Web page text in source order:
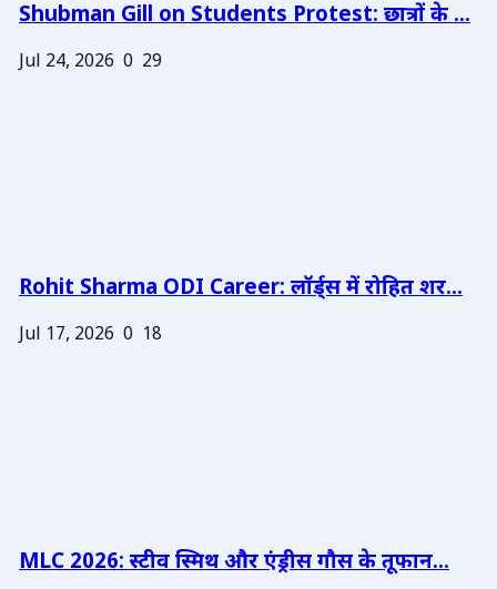
Shubman Gill on Students Protest: छात्रों के ...
Jul 24, 2026 0 29
Rohit Sharma ODI Career: लॉर्ड्स में रोहित शर...
Jul 17, 2026 0 18
MLC 2026: स्टीव स्मिथ और एंड्रीस गौस के तूफान...